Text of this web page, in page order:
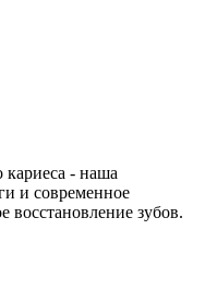
кариеса - наша
и современное
восстановление зубов.